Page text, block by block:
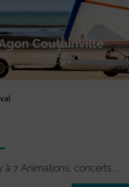
à 7 Animations, concerts ...